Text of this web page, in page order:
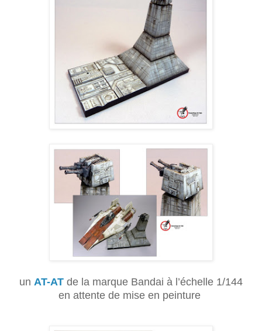
un AT-AT de la marque Bandai à l’échelle 1/144
en attente de mise en peinture